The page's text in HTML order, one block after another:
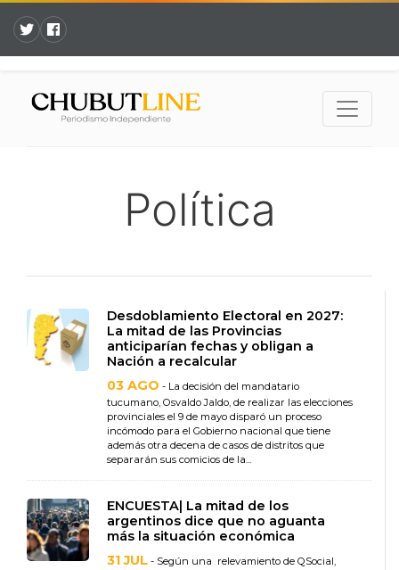
Política
Desdoblamiento Electoral en 2027:
La mitad de las Provincias
anticiparían fechas y obligan a
Nación a recalcular
03 AGO - La decisión del mandatario
tucumano, Osvaldo Jaldo, de realizar las elecciones
provinciales el 9 de mayo disparó un proceso
incómodo para el Gobierno nacional que tiene
además otra decena de casos de distritos que
separarán sus comicios de la...
ENCUESTA| La mitad de los
argentinos dice que no aguanta
más la situación económica
31 JUL - Según una relevamiento de QSocial,